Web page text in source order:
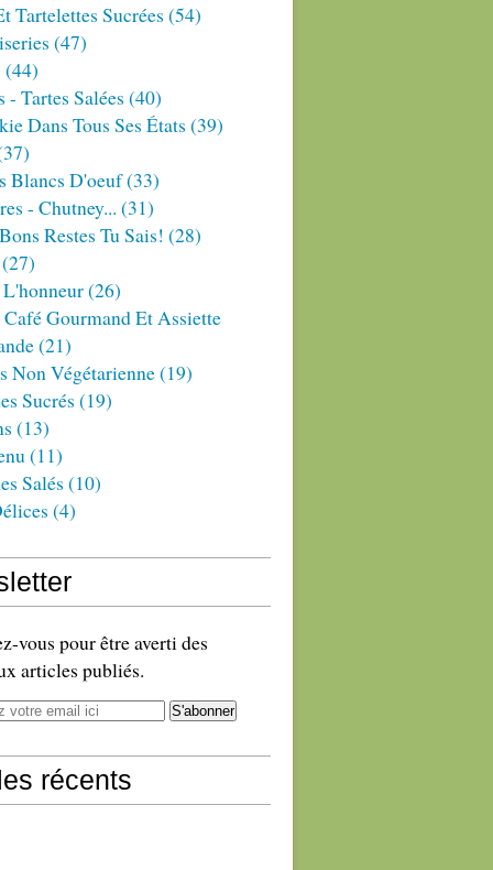
Tartelettes Sucrées (54)
(47)
(44)
- Tartes Salées (40)
Dans Tous Ses États (39)
Blancs D'oeuf(33)
- Chutney... (31)
Restes Tu Sais! (28)
(27)
(26)
Gourmand Et Assiette
(21)
Non Végétarienne(19)
Sucrés (19)
(13)
(11)
Salés (10)
(4)
vous pour être averti des
articles publiés.
récents